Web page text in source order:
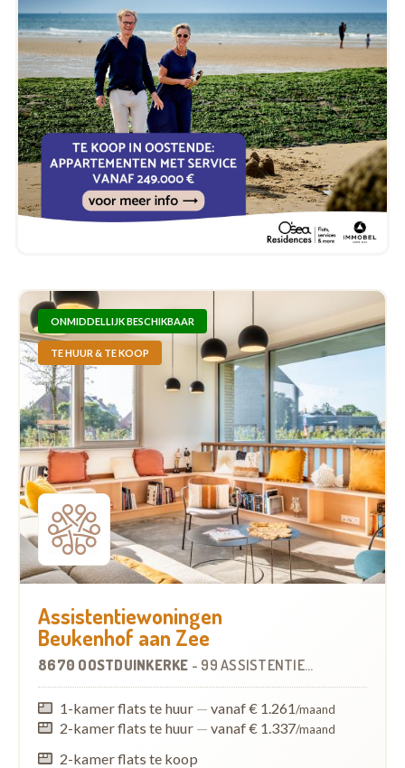
ONMIDDELLIJK BESCHIKBAAR
TE HUUR & TE KOOP
Assistentiewoningen
Beukenhof aan Zee
8670 OOSTDUINKERKE - 99 ASSISTENTIEWONINGEN
1-kamer flats te huur — vanaf € 1.261/maand
2-kamer flats te huur — vanaf € 1.337/maand
2-kamer flats te koop